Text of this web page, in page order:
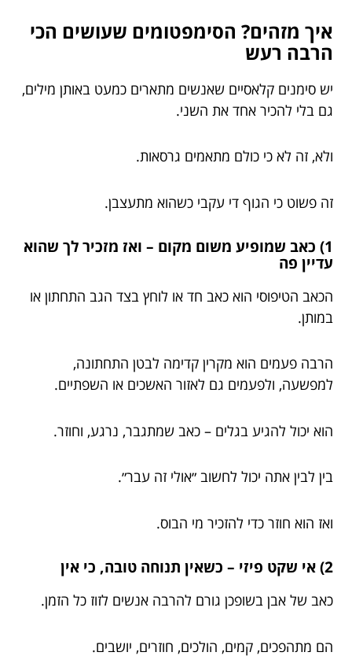
איך מזהים? הסימפטומים שעושים הכי
הרבה רעש
יש סימנים קלאסיים שאנשים מתארים כמעט באותן מילים,
גם בלי להכיר אחד את השני.
ולא, זה לא כי כולם מתאמים גרסאות.
זה פשוט כי הגוף די עקבי כשהוא מתעצבן.
1) כאב שמופיע משום מקום – ואז מזכיר לך שהוא
עדיין פה
הכאב הטיפוסי הוא כאב חד או לוחץ בצד הגב התחתון או
במותן.
הרבה פעמים הוא מקרין קדימה לבטן התחתונה,
למפשעה, ולפעמים גם לאזור האשכים או השפתיים.
הוא יכול להגיע בגלים – כאב שמתגבר, נרגע, וחוזר.
בין לבין אתה יכול לחשוב ״אולי זה עבר״.
ואז הוא חוזר כדי להזכיר מי הבוס.
2) אי שקט פיזי – כשאין תנוחה טובה, כי אין
כאב של אבן בשופכן גורם להרבה אנשים לזוז כל הזמן.
הם מתהפכים, קמים, הולכים, חוזרים, יושבים.